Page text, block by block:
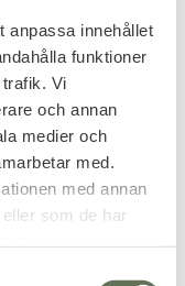
anpassa innehållet
funktioner
Vi
och annan
medier och
med.
med annan
som de har
to favorites
Dumpficka
Pouch 10
ficka för allt det där
inte vill bära i